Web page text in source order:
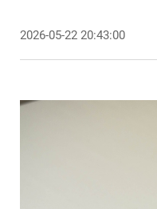
Slučajevi
2026-05-22 20:43:00